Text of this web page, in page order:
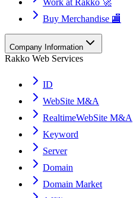
Work at Rakko 🚀
Buy Merchandise 🏬
Company Information
Rakko Web Services
ID
WebSite M&A
RealtimeWebSite M&A
Keyword
Server
Domain
Domain Market